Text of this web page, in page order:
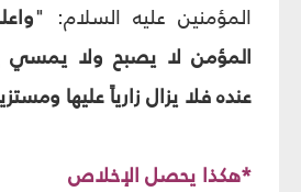
المؤمنين عليه السلام: "
المؤمن لا يصبح ولا يمسي
عنده فلا يزال زارياً عليها
*هكذا يحصل الإخلاص